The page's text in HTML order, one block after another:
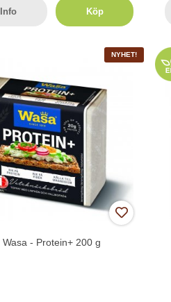
Info Köp
NYHET!
Wasa - Protein+ 200 g